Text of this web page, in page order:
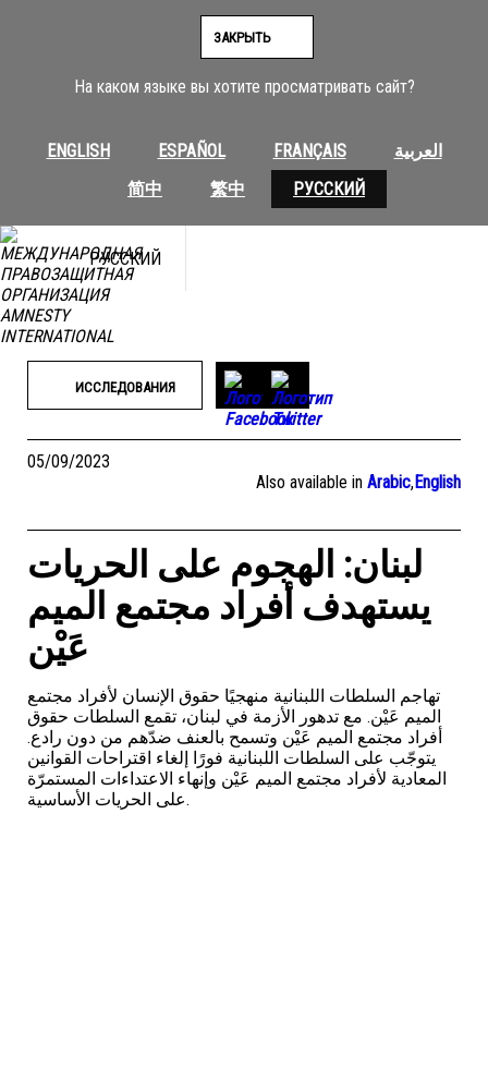
На каком языке вы хотите просматривать сайт?
ENGLISH ESPAÑOL FRANÇAIS
العربية
简中
繁中 РУССКИЙ
ЗАКРЫТЬ
РУССКИЙ
ИССЛЕДОВАНИЯ
05/09/2023
Also available in Arabic,English
لبنان: الهجوم على الحريات
يستهدف أفراد مجتمع الميم
عَيْن
تهاجم السلطات اللبنانية منهجيًا حقوق الإنسان لأفراد مجتمع
الميم عَيْن. مع تدهور الأزمة في لبنان، تقمع السلطات حقوق
أفراد مجتمع الميم عَيْن وتسمح بالعنف ضدّهم من دون رادع.
يتوجّب على السلطات اللبنانية فورًا إلغاء اقتراحات القوانين
المعادية لأفراد مجتمع الميم عَيْن وإنهاء الاعتداءات المستمرّة
على الحريات الأساسية.